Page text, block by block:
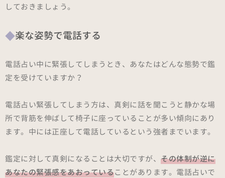
しておきましょう。
楽な姿勢で電話する
電話占い中に緊張してしまうとき、あなたはどんな態勢で鑑
定を受けていますか？
電話占い緊張してしまう方は、真剣に話を聞こうと静かな場
所で背筋を伸ばして椅子に座っていることが多い傾向にあり
ます。中には正座して電話しているという強者までいます。
鑑定に対して真剣になることは大切ですが、 その体制が逆に
あなたの緊張感をあおっていることがあります。電話占いで